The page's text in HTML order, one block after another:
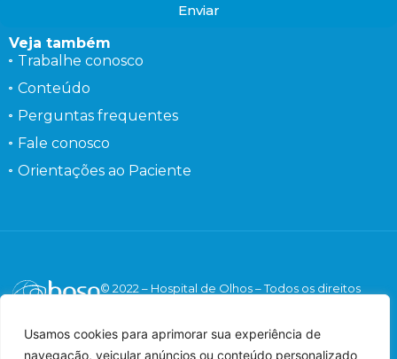
Usamos cookies para aprimorar sua experiência de
navegação, veicular anúncios ou conteúdo personalizado
Enviar
Veja também
Trabalhe conosco
Conteúdo
Perguntas frequentes
Fale conosco
Orientações ao Paciente
© 2022 – Hospital de Olhos – Todos os direitos
Oftalmologista – CRM: 125547 – RQE: 42548.
Imagens meramente ilustrativas.